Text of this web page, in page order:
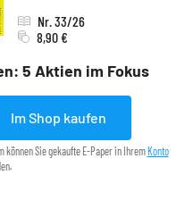
5 Aktien im Fokus
Nr. 33/26
8,90 €
Im Shop kaufen
können Sie gekaufte E-Paper in Ihrem Konto